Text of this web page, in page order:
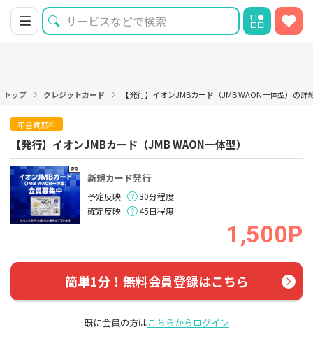
トップ クレジットカード 【発行】イオンJMBカード（JMB WAON一体型）の詳
年会費無料
【発行】イオンJMBカード（JMB WAON一体型）
新規カード発行
予定反映
30分程度
確定反映
45日程度
1,500P
簡単1分！無料会員登録はこちら
既に会員の方はこちらからログイン